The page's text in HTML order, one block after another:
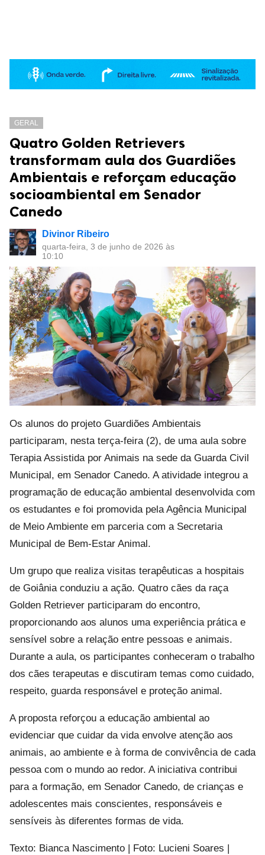
GERAL
Quatro Golden Retrievers
transformam aula dos Guardiões
Ambientais e reforçam educação
socioambiental em Senador
Canedo
Divinor Ribeiro
quarta-feira, 3 de junho de 2026 às
10:10
Os alunos do projeto Guardiões Ambientais
participaram, nesta terça-feira (2), de uma aula sobre
Terapia Assistida por Animais na sede da Guarda Civil
Municipal, em Senador Canedo. A atividade integrou a
programação de educação ambiental desenvolvida com
os estudantes e foi promovida pela Agência Municipal
de Meio Ambiente em parceria com a Secretaria
Municipal de Bem-Estar Animal.
Um grupo que realiza visitas terapêuticas a hospitais
de Goiânia conduziu a ação. Quatro cães da raça
Golden Retriever participaram do encontro,
proporcionando aos alunos uma experiência prática e
sensível sobre a relação entre pessoas e animais.
Durante a aula, os participantes conheceram o trabalho
dos cães terapeutas e discutiram temas como cuidado,
respeito, guarda responsável e proteção animal.
A proposta reforçou a educação ambiental ao
evidenciar que cuidar da vida envolve atenção aos
animais, ao ambiente e à forma de convivência de cada
pessoa com o mundo ao redor. A iniciativa contribui
para a formação, em Senador Canedo, de crianças e
adolescentes mais conscientes, responsáveis e
sensíveis às diferentes formas de vida.
Texto: Bianca Nascimento | Foto: Lucieni Soares |